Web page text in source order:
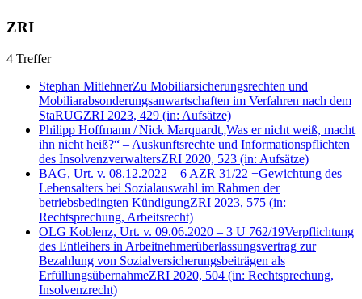
ZRI
4 Treffer
Stephan MitlehnerZu Mobiliarsicherungsrechten und
Mobiliarabsonderungsanwartschaften im Verfahren nach dem
StaRUGZRI 2023, 429 (in: Aufsätze)
Philipp Hoffmann /Nick Marquardt„Was er nicht weiß, macht
ihn nicht heiß?“ – Auskunftsrechte und Informationspflichten
des InsolvenzverwaltersZRI 2020, 523 (in: Aufsätze)
BAG, Urt. v. 08.12.2022 – 6 AZR 31/22 +Gewichtung des
Lebensalters bei Sozialauswahl im Rahmen der
betriebsbedingten KündigungZRI 2023, 575 (in:
Rechtsprechung, Arbeitsrecht)
OLG Koblenz, Urt. v. 09.06.2020 – 3 U 762/19Verpflichtung
des Entleihers in Arbeitnehmerüberlassungsvertrag zur
Bezahlung von Sozialversicherungsbeiträgen als
ErfüllungsübernahmeZRI 2020, 504 (in: Rechtsprechung,
Insolvenzrecht)